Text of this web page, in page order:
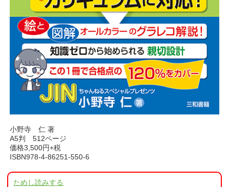
小野寺 仁 著
A5判 512ページ
価格3,500円+税
ISBN978-4-86251-550-6
ためし読みする